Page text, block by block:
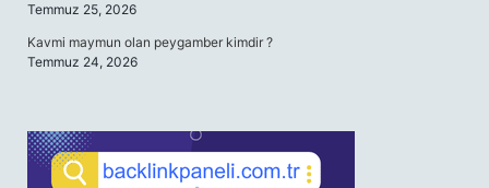
Temmuz 25, 2026
Kavmi maymun olan peygamber kimdir ?
Temmuz 24, 2026